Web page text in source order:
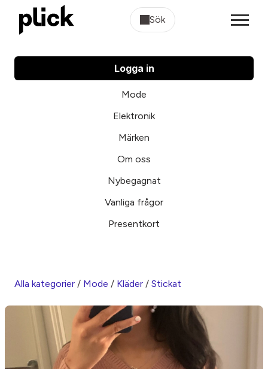
Sök
Logga in
Mode
Elektronik
Märken
Om oss
Nybegagnat
Vanliga frågor
Presentkort
Alla kategorier / Mode / Kläder / Stickat